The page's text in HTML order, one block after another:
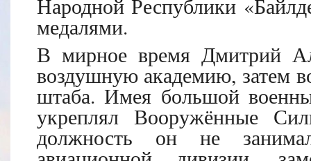
Народной Республики
медалями.
В мирное время Дмитрий
воздушную академию, затем
штаба. Имея большой
укреплял Вооружённые
должность он не